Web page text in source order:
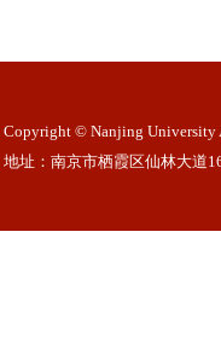
Copyright © Nanjing University
地址：南京市栖霞区仙林大道